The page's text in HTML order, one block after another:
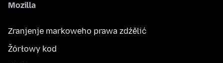
Mozilla
Zranjenje markoweho prawa zdźělić
Žórłowy kod